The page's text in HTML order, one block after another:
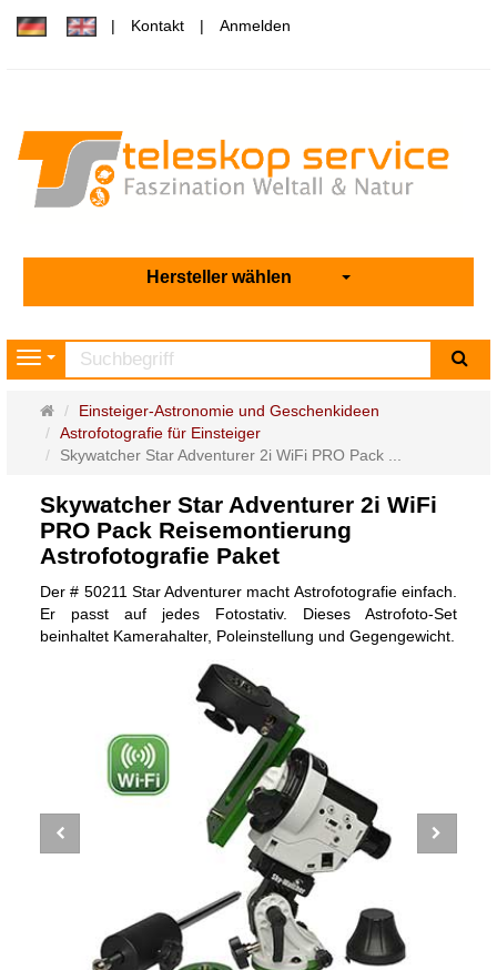
Kontakt Anmelden
Hersteller wählen
Navigation
Startseite
Einsteiger-Astronomie und Geschenkideen
Astrofotografie für Einsteiger
Skywatcher Star Adventurer 2i WiFi PRO Pack ...
Skywatcher Star Adventurer 2i WiFi
PRO Pack Reisemontierung
Astrofotografie Paket
Der # 50211 Star Adventurer macht Astrofotografie einfach.
Er passt auf jedes Fotostativ. Dieses Astrofoto-Set
beinhaltet Kamerahalter, Poleinstellung und Gegengewicht.